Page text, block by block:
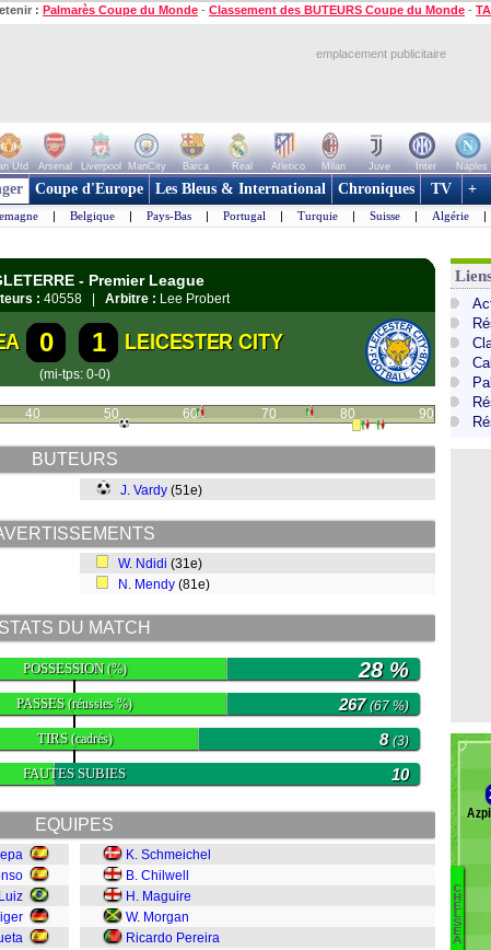
: Palmarès Coupe du Monde - Classement des BUTEURS Coupe du Monde -
emplacement publicitaire
Utd Arsenal Liverpool ManCity Barca Real Atletico Milan Juve Inter Naples
Coupe d'Europe Les Bleus & International Chroniques TV +
| Belgique | Pays-Bas | Portugal | Turquie | Suisse | Algérie |
- Premier League
: 40558 | Arbitre : Lee Probert
0 1 LEICESTER CITY
(mi-tps: 0-0)
40 50 60 70 80 90
BUTEURS
J. Vardy (51e)
W. Ndidi (31e)
N. Mendy (81e)
STATS DU MATCH
POSSESSION(%) 28 %
PASSES(réussies %) 267(67 %)
TIRS(cadrés) 8(3)
FAUTES SUBIES 10
EQUIPES
K. Schmeichel
B. Chilwell
H. Maguire
W. Morgan
Ricardo Pereira
C
H
E
L
S
E
A